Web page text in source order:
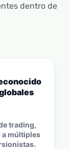
dentro de
trading,
a múltiples